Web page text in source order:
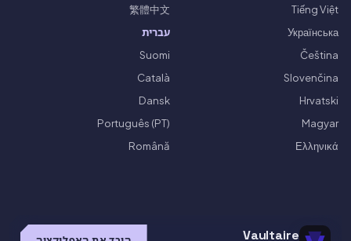
Vaultaire
Tiếng Việt
繁體中文
Українська
עברית
Čeština
Suomi
Slovenčina
Català
Hrvatski
Dansk
Magyar
Português (PT)
Ελληνικά
Română